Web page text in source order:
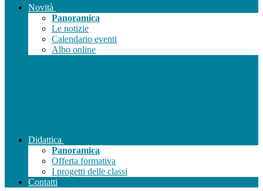
Novità
Panoramica
Le notizie
Calendario eventi
Albo online
Didattica
Panoramica
Offerta formativa
I progetti delle classi
Contatti